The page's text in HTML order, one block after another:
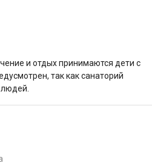
и отдых принимаются дети с
так как санаторий
людей.